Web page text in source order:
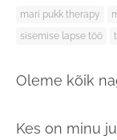
mari pukk therapy
sisemise lapse töö
Oleme kõik
Kes on minu